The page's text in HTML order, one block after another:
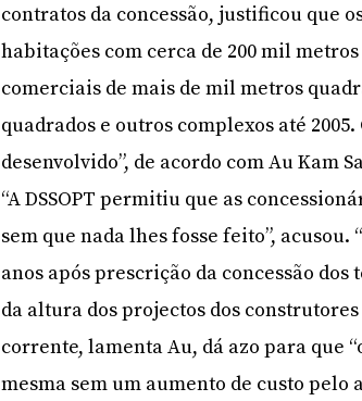
contratos da concessão, justificou que
habitações com cerca de 200 mil
comerciais de mais de mil metros
quadrados e outros complexos até
desenvolvido”, de acordo com Au Kam
“A DSSOPT permitiu que as
sem que nada lhes fosse feito”,
anos após prescrição da concessão
da altura dos projectos dos
corrente, lamenta Au, dá azo para que
mesma sem um aumento de custo pelo